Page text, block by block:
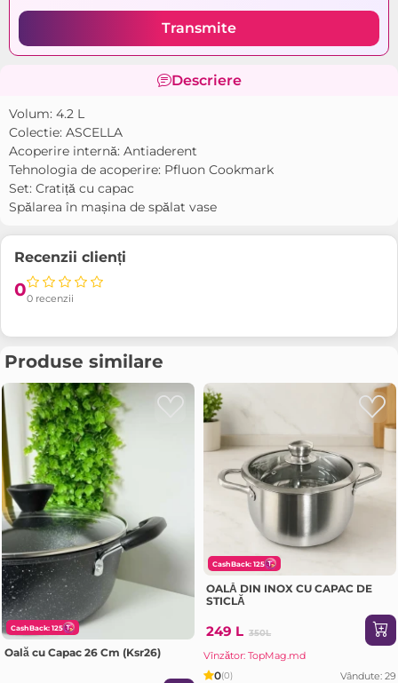
Transmite
Descriere
Volum: 4.2 L
Colectie: ASCELLA
Acoperire internă: Antiaderent
Tehnologia de acoperire: Pfluon Cookmark
Set: Cratiță cu capac
Spălarea în mașina de spălat vase
Recenzii clienți
00 recenzii
Produse similare
CashBack: 125
Oală сu Capac 26 Cm (Ksr26)
CashBack: 125
OALĂ DIN INOX CU CAPAC DE
STICLĂ
249 L 350L
Vînzător: TopMag.md
0(0) Vândute: 29